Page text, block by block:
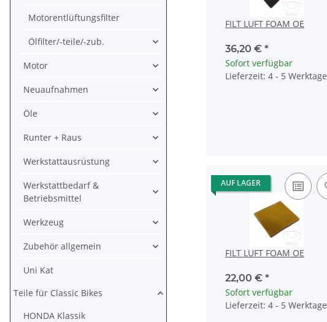
FILT LUFT FOAM OE
36,20 € *
Sofort verfügbar
Lieferzeit: 4 - 5 Werktage
AUF LAGER
FILT LUFT FOAM OE
22,00 € *
Sofort verfügbar
Lieferzeit: 4 - 5 Werktage
Motorentlüftungsfilter
Ölfilter/-teile/-zub.
Motor
Neuaufnahmen
Öle
Runter + Raus
Werkstattausrüstung
Werkstattbedarf &
Betriebsmittel
Werkzeug
Zubehör allgemein
Uni Kat
Teile für Classic Bikes
HONDA Klassik